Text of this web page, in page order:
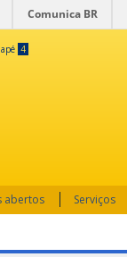
Comunica BR
4
abertos Serviços